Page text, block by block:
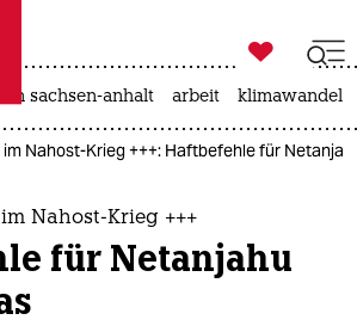
taz zahl ich
taz zahl ich

taz zahl ich
in sachsen-anhalt arbeit klimawandel
Nahost-Krieg +++: Haftbefehle für
Nahost-Krieg +++
für Netanjahu